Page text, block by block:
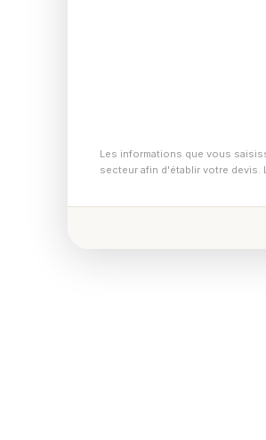
Les informations que vous
secteur afin d'établir votre devis.